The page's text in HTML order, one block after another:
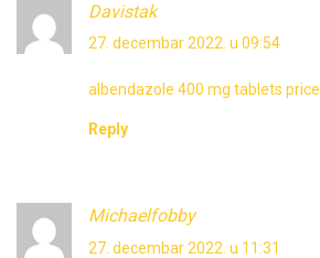
Davistak
27. decembar 2022. u 09:54
albendazole 400 mg tablets price
Reply
Michaelfobby
27. decembar 2022. u 11:31